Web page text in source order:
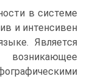
в системе
и интенсивен
Является